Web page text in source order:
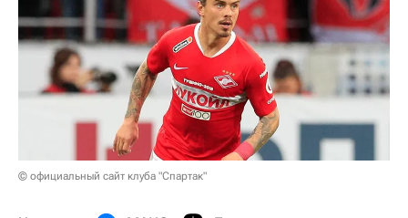
© официальный сайт клуба "Спартак"